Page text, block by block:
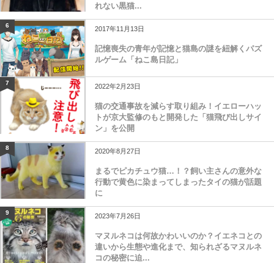
れない黒猫...
6 2017年11月13日
記憶喪失の青年が記憶と猫島の謎を紐解くパズ
ルゲーム「ねこ島日記」
7 2022年2月23日
猫の交通事故を減らす取り組み！イエローハッ
トが京大監修のもと開発した「猫飛び出しサイ
ン」を公開
8 2020年8月27日
まるでピカチュウ猫…！？飼い主さんの意外な
行動で黄色に染まってしまったタイの猫が話題
に
9 2023年7月26日
マヌルネコは何故かわいいのか？イエネコとの
違いから生態や進化まで、知られざるマヌルネ
コの秘密に迫...